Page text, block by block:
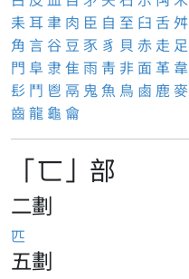
耒 耳 聿 肉 臣 自 至 臼 舌舛
角 言 谷 豆 豕 豸 貝 赤 走 足
門 阜 隶 隹雨 靑 非 面 革 韋
髟 鬥 鬯 鬲 鬼 魚 鳥 鹵 鹿麥
齒龍 龜 龠
「匸」部
二劃
匹
五劃